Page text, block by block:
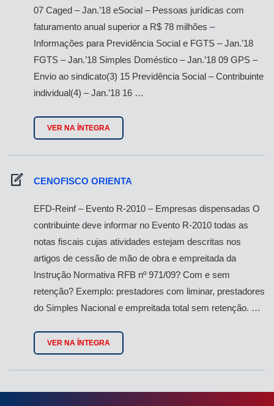
07 Caged – Jan.’18 eSocial – Pessoas jurídicas com
faturamento anual superior a R$ 78 milhões –
Informações para Previdência Social e FGTS – Jan.’18
FGTS – Jan.’18 Simples Doméstico – Jan.’18 09 GPS –
Envio ao sindicato(3) 15 Previdência Social – Contribuinte
individual(4) – Jan.’18 16 …
VER NA ÍNTEGRA
CENOFISCO ORIENTA
EFD-Reinf – Evento R-2010 – Empresas dispensadas O
contribuinte deve informar no Evento R-2010 todas as
notas fiscais cujas atividades estejam descritas nos
artigos de cessão de mão de obra e empreitada da
Instrução Normativa RFB nº 971/09? Com e sem
retenção? Exemplo: prestadores com liminar, prestadores
do Simples Nacional e empreitada total sem retenção. …
VER NA ÍNTEGRA